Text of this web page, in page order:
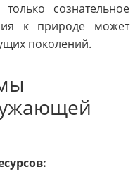
сознательное
к природе может
поколений.